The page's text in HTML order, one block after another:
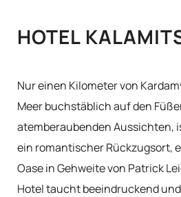
HOTEL
Nur einen Kilometer von
Meer buchstäblich auf den
atemberaubenden Aussichten,
ein romantischer Rückzugsort,
Oase in Gehweite von Patrick
Hotel taucht beeindruckend